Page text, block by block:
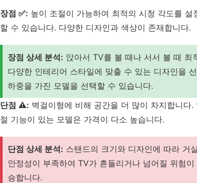
장점 ✅: 높이 조절이 가능하여 최적의 시청 각도를
할 수 있습니다. 다양한 디자인과 색상이 존재합니다.
장점 상세 분석: 앉아서 TV를 볼 때나 서서 볼 때 최
다양한 인테리어 스타일에 맞출 수 있는 디자인을
하중을 가진 모델을 선택할 수 있습니다.
단점 ⚠️: 벽걸이형에 비해 공간을 더 많이 차지합니
절 기능이 있는 모델은 가격이 다소 높습니다.
단점 상세 분석: 스탠드의 크기와 디자인에 따라 거
안정성이 부족하여 TV가 흔들리거나 넘어질 위험
승합니다.